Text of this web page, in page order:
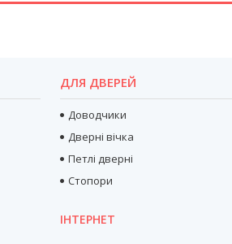
ДЛЯ ДВЕРЕЙ
Доводчики
Дверні вічка
Петлі дверні
Стопори